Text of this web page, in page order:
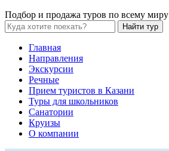
Подбор и продажа туров по всему миру
Найти тур
Главная
Направления
Экскурсии
Речные
Прием туристов в Казани
Туры для школьников
Санатории
Круизы
О компании